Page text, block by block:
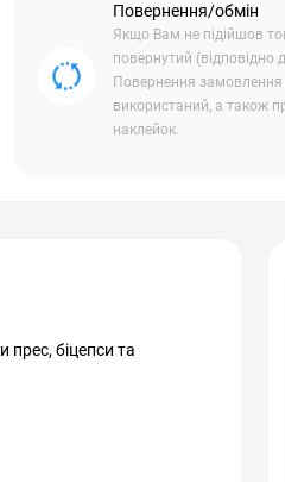
Повернення/обмін
Якщо Вам не підійшов
повернутий (відповідно
Повернення
використаний, а також
наклейок.
біцепси та